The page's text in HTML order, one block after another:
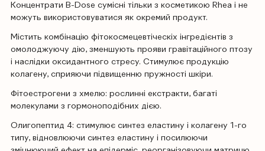
Концентрати B-Dose сумісні тільки з косметикою Rhea і не
можуть використовуватися як окремий продукт.
Містить комбінацію фітокосмецевтіческіх інгредієнтів з
омолоджуючу дію, зменшують прояви гравітаційного птозу
і наслідки оксидантного стресу. Стимулює продукцію
колагену, сприяючи підвищенню пружності шкіри.
Фітоестрогени з хмелю: рослинні екстракти, багаті
молекулами з гормоноподібних дією.
Олигопептид 4: стимулює синтез еластину і колагену 1-го
типу, відновлюючи синтез еластину і посилюючи